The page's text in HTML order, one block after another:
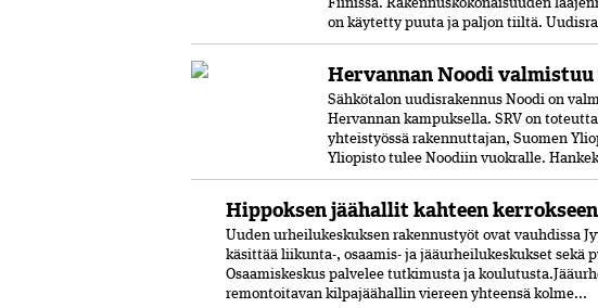
on käytetty puuta ja paljon tiiltä.
Hervannan Noodi valmistuu
Sähkötalon uudisrakennus Noodi on
Hervannan kampuksella. SRV on
yhteistyössä rakennuttajan, Suomen
Yliopisto tulee Noodiin vuokralle.
Hippoksen jäähallit kahteen kerrokseen
Uuden urheilukeskuksen rakennustyöt ovat vauhdissa
käsittää liikunta-, osaamis- ja jääurheilukeskukset sekä
Osaamiskeskus palvelee tutkimusta ja
remontoitavan kilpajäähallin viereen yhteensä kolme...